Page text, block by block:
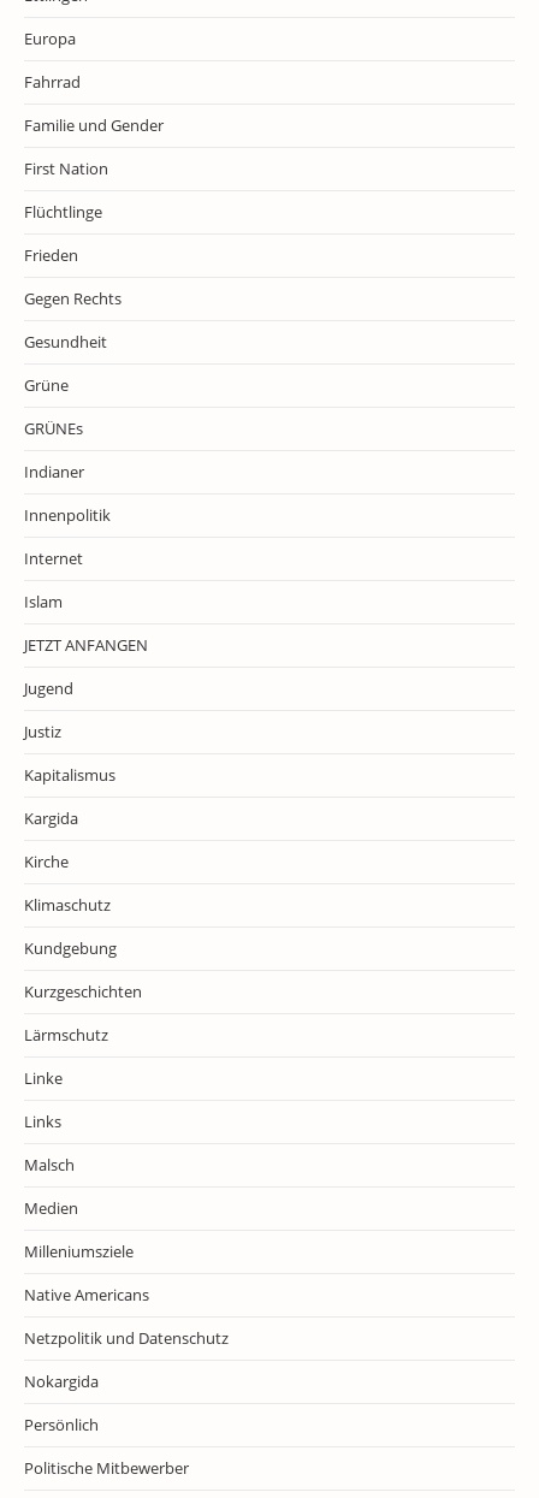
Europa
Fahrrad
Familie und Gender
First Nation
Flüchtlinge
Frieden
Gegen Rechts
Gesundheit
Grüne
GRÜNEs
Indianer
Innenpolitik
Internet
Islam
JETZT ANFANGEN
Jugend
Justiz
Kapitalismus
Kargida
Kirche
Klimaschutz
Kundgebung
Kurzgeschichten
Lärmschutz
Linke
Links
Malsch
Medien
Milleniumsziele
Native Americans
Netzpolitik und Datenschutz
Nokargida
Persönlich
Politische Mitbewerber